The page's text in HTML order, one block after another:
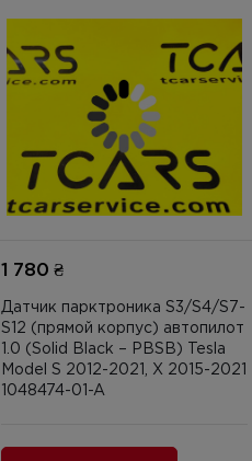
1 780 ₴
Датчик парктроника S3/S4/S7-
S12 (прямой корпус) автопилот
1.0 (Solid Black – PBSB) Tesla
Model S 2012-2021, X 2015-2021
1048474-01-A